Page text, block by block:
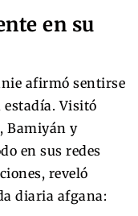
en su
afirmó sentirse
estadía. Visitó
Bamiyán y
en sus redes
reveló
diaria afgana: